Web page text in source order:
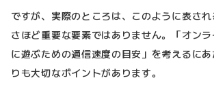
ですが、実際のところは、このように表さ
さほど重要な要素ではありません。「オン
に遊ぶための通信速度の目安」を考えるに
りも大切なポイントがあります。